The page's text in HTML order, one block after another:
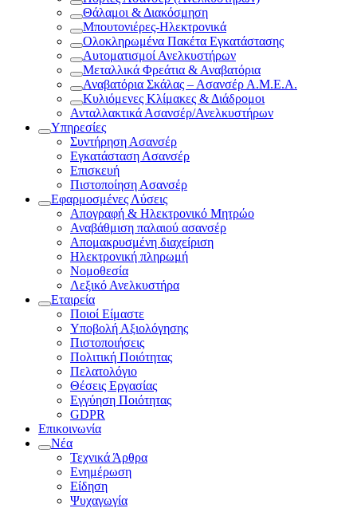
Θάλαμοι & Διακόσμηση
Μπουτονιέρες-Ηλεκτρονικά
Ολοκληρωμένα Πακέτα Εγκατάστασης
Αυτοματισμοί Ανελκυστήρων
Μεταλλικά Φρεάτια & Αναβατόρια
Αναβατόρια Σκάλας – Ασανσέρ Α.Μ.Ε.Α.
Κυλιόμενες Κλίμακες & Διάδρομοι
Ανταλλακτικά Ασανσέρ/Ανελκυστήρων
Υπηρεσίες
Συντήρηση Ασανσέρ
Εγκατάσταση Ασανσέρ
Επισκευή
Πιστοποίηση Ασανσέρ
Εφαρμοσμένες Λύσεις
Απογραφή & Ηλεκτρονικό Μητρώο
Αναβάθμιση παλαιού ασανσέρ
Απομακρυσμένη διαχείριση
Ηλεκτρονική πληρωμή
Νομοθεσία
Λεξικό Ανελκυστήρα
Εταιρεία
Ποιοί Είμαστε
Υποβολή Αξιολόγησης
Πιστοποιήσεις
Πολιτική Ποιότητας
Πελατολόγιο
Θέσεις Εργασίας
Εγγύηση Ποιότητας
GDPR
Επικοινωνία
Νέα
Τεχνικά Άρθρα
Ενημέρωση
Είδηση
Ψυχαγωγία